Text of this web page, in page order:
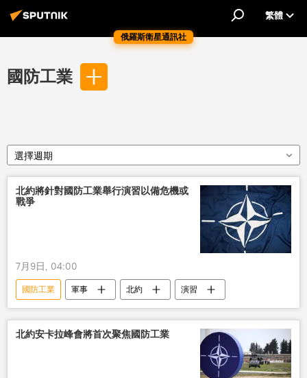
俄羅斯衛星通訊社
繁體
國防工業
選擇週期
北約將針對國防工業舉行演習以備危機或
戰爭
7月9日, 04:00
國防工業 軍事 北約 演習
北約安卡拉峰會將首次聚焦國防工業